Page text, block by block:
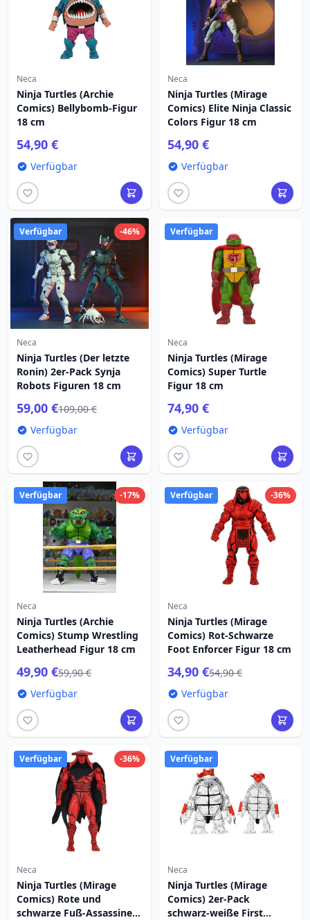
Neca
Ninja Turtles (Archie
Comics) Bellybomb-Figur
18 cm
54,90 €
Verfügbar
Neca
Ninja Turtles (Mirage
Comics) Elite Ninja Classic
Colors Figur 18 cm
54,90 €
Verfügbar
-46%
Verfügbar
Neca
Ninja Turtles (Der letzte
Ronin) 2er-Pack Synja
Robots Figuren 18 cm
59,00 €109,00 €
Verfügbar
Verfügbar
Neca
Ninja Turtles (Mirage
Comics) Super Turtle
Figur 18 cm
74,90 €
Verfügbar
-17%
Verfügbar
Neca
Ninja Turtles (Archie
Comics) Stump Wrestling
Leatherhead Figur 18 cm
49,90 €59,90 €
Verfügbar
-36%
Verfügbar
Neca
Ninja Turtles (Mirage
Comics) Rot-Schwarze
Foot Enforcer Figur 18 cm
34,90 €54,90 €
Verfügbar
-36%
Verfügbar
Neca
Ninja Turtles (Mirage
Comics) Rote und
schwarze Fuß-Assassinen-
Verfügbar
Neca
Ninja Turtles (Mirage
Comics) 2er-Pack
schwarz-weiße First